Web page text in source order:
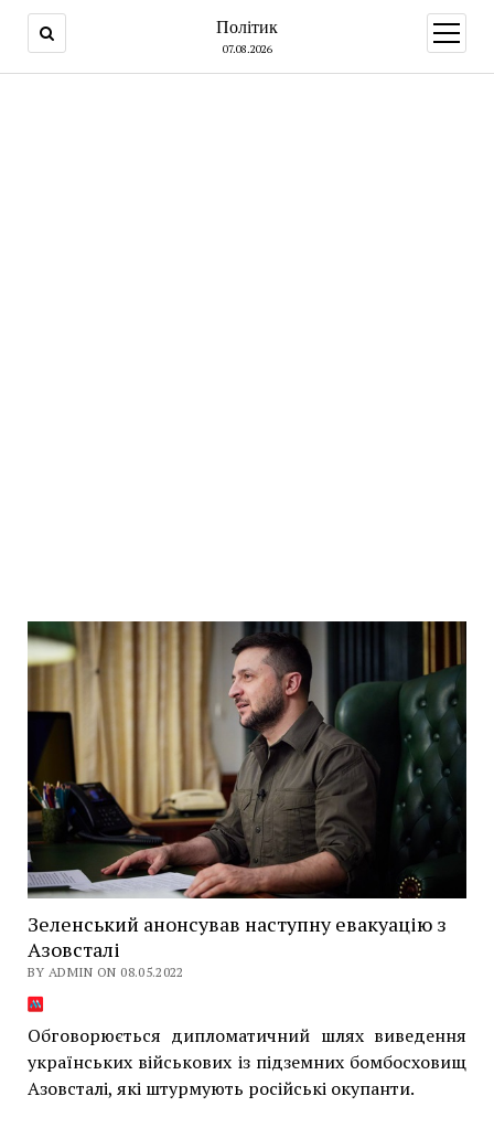
Політик
07.08.2026
open
menu
Зеленський анонсував наступну евакуацію з
Азовсталі
BY ADMIN ON 08.05.2022
Обговорюється дипломатичний шлях виведення
українських військових із підземних бомбосховищ
Азовсталі, які штурмують російські окупанти.